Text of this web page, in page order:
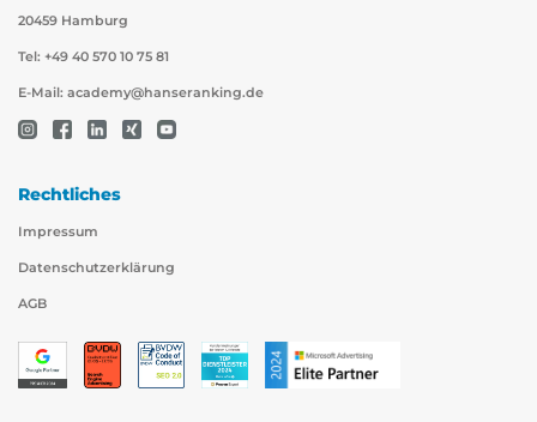
20459 Hamburg
Tel: +49 40 570 10 75 81
E-Mail: academy@hanseranking.de
Rechtliches
Impressum
Datenschutzerklärung
AGB